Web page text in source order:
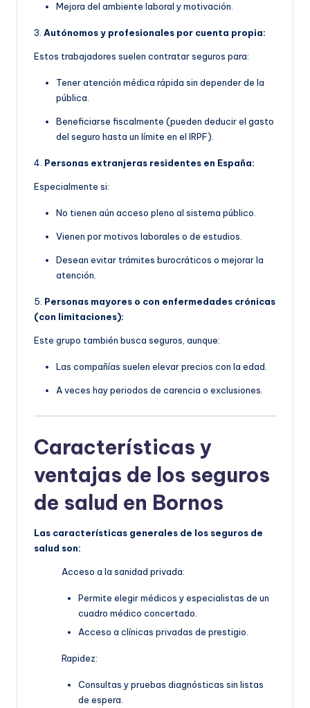
Mejora del ambiente laboral y motivación.
3. Autónomos y profesionales por cuenta propia:
Estos trabajadores suelen contratar seguros para:
Tener atención médica rápida sin depender de la
pública.
Beneficiarse fiscalmente (pueden deducir el gasto
del seguro hasta un límite en el IRPF).
4. Personas extranjeras residentes en España:
Especialmente si:
No tienen aún acceso pleno al sistema público.
Vienen por motivos laborales o de estudios.
Desean evitar trámites burocráticos o mejorar la
atención.
5. Personas mayores o con enfermedades crónicas
(con limitaciones):
Este grupo también busca seguros, aunque:
Las compañías suelen elevar precios con la edad.
A veces hay periodos de carencia o exclusiones.
Características y
ventajas de los seguros
de salud en Bornos
Las características generales de los seguros de
salud son:
Acceso a la sanidad privada:
Permite elegir médicos y especialistas de un
cuadro médico concertado.
Acceso a clínicas privadas de prestigio.
Rapidez:
Consultas y pruebas diagnósticas sin listas
de espera.